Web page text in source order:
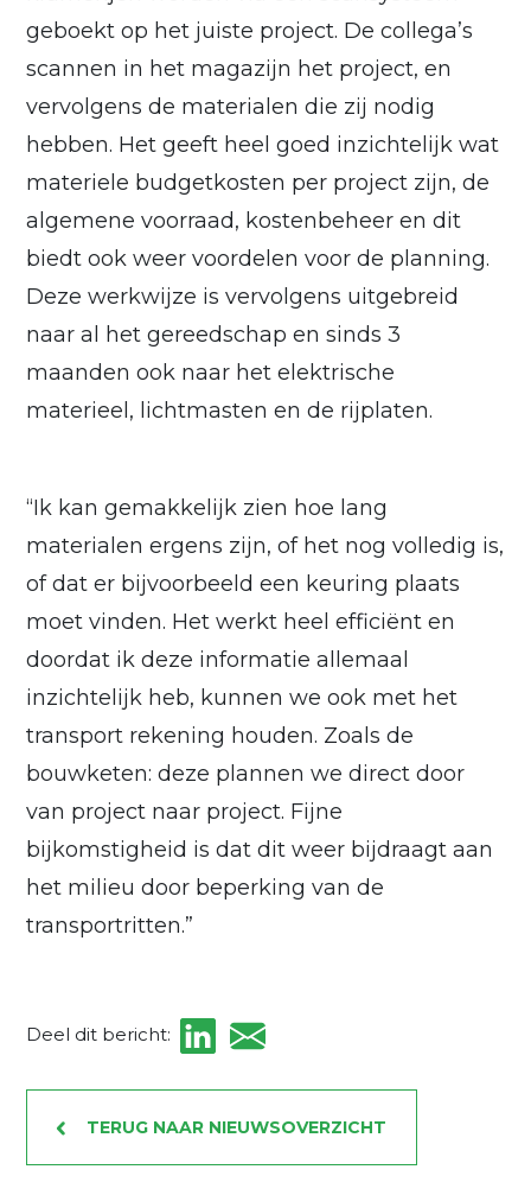
geboekt op het juiste project. De collega’s
scannen in het magazijn het project, en
vervolgens de materialen die zij nodig
hebben. Het geeft heel goed inzichtelijk wat
materiele budgetkosten per project zijn, de
algemene voorraad, kostenbeheer en dit
biedt ook weer voordelen voor de planning.
Deze werkwijze is vervolgens uitgebreid
naar al het gereedschap en sinds 3
maanden ook naar het elektrische
materieel, lichtmasten en de rijplaten.
“Ik kan gemakkelijk zien hoe lang
materialen ergens zijn, of het nog volledig is,
of dat er bijvoorbeeld een keuring plaats
moet vinden. Het werkt heel efficiënt en
doordat ik deze informatie allemaal
inzichtelijk heb, kunnen we ook met het
transport rekening houden. Zoals de
bouwketen: deze plannen we direct door
van project naar project. Fijne
bijkomstigheid is dat dit weer bijdraagt aan
het milieu door beperking van de
transportritten.”
Deel dit bericht:
TERUG NAAR NIEUWSOVERZICHT